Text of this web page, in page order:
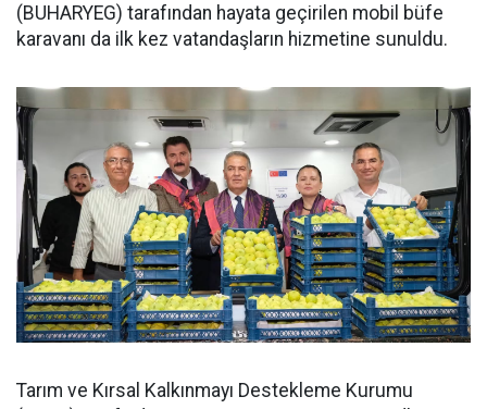
(BUHARYEG) tarafından hayata geçirilen mobil büfe
karavanı da ilk kez vatandaşların hizmetine sunuldu.
Tarım ve Kırsal Kalkınmayı Destekleme Kurumu